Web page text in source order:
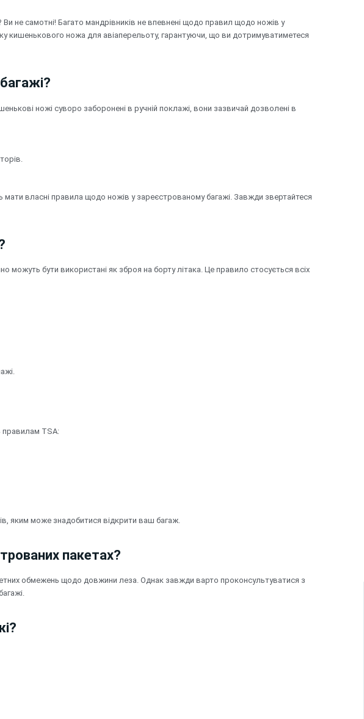
не самотні! Багато мандрівників не впевнені щодо правил щодо ножів у
кишенькового ножа для авіаперельоту, гарантуючи, що ви дотримуватиметеся
ножі суворо заборонені в ручній поклажі, вони зазвичай дозволені в
мати власні правила щодо ножів у зареєстрованому багажі. Завжди звертайтеся
можуть бути використані як зброя на борту літака. Це правило стосується всіх
правилам TSA:
яким може знадобитися відкрити ваш багаж.
пакетах?
обмежень щодо довжини леза. Однак завжди варто проконсультуватися з